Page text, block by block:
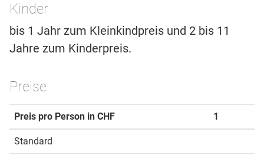
Kinder
bis 1 Jahr zum Kleinkindpreis und 2 bis 11
Jahre zum Kinderpreis.
Preise
Preis pro Person in CHF 1
Standard